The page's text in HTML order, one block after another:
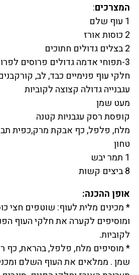
המצרכים:
1 עוף שלם
2 כוסות אורז
2 בצלים גדולים חתוכים
3-תפוחי אדמה גדולים פרוסים לפרוסות
חלקי עוף פנימיים כבד, לב,
עגבנייה גדולה קצוצה לקוביות
מעט שמן
קופסת רסק עגבניות קטנה
מלח, פלפל, כף אבקת מרק,כפית
טחון
1 תמר יבש
8 ביצים קשות
אופן ההכנה:
* מכינים מלית לעוף: שוטפים חצי
ומוסיפים לקערה את חלקי העוף
לקוביות.
* מוסיפים מלח, פלפל, בהראת, כף
שמן . ממלאים את העוף השלם